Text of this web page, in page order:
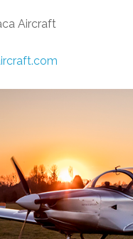
Aircraft